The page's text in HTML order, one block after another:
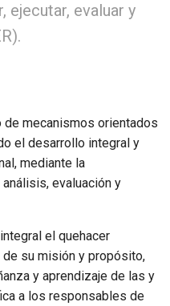
ejecutar, evaluar y
de mecanismos orientados
el desarrollo integral y
mediante la
evaluación y
el quehacer
su misión y propósito,
y aprendizaje de las y
a los responsables de